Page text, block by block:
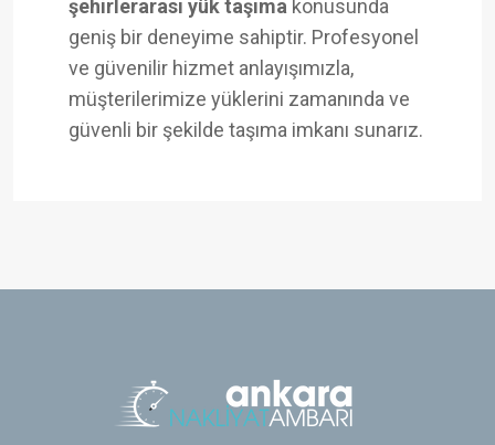
şehirlerarası yük taşıma konusunda
geniş bir deneyime sahiptir. Profesyonel
ve güvenilir hizmet anlayışımızla,
müşterilerimize yüklerini zamanında ve
güvenli bir şekilde taşıma imkanı sunarız.